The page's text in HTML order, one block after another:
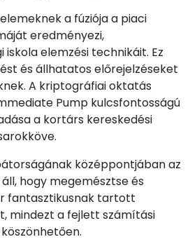
a fúziója a piaci
eredményezi,
elemzési technikáit. Ez
és állhatatos előrejelzéseket
A kriptográfiai oktatás
Pump kulcsfontosságú
a kortárs kereskedési
középpontjában az
hogy megemésztse és
fantasztikusnak tartott
mindezt a fejlett számítási